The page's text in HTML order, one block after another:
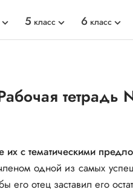
5 класс 6 класс
тетрадь
их с тематическими
одной из самых
его отец заставил его